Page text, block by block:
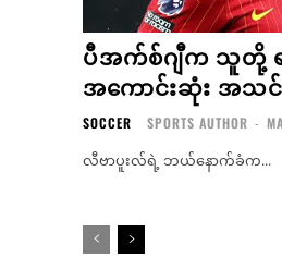
ပီအက်စ်ဂျီက သူတို့
အကောင်းဆုံး အသ
SOCCER SPORTS AUTHOR -
လီဗာပူးလ်ရဲ့ ဘယ်နောက်ခံက...